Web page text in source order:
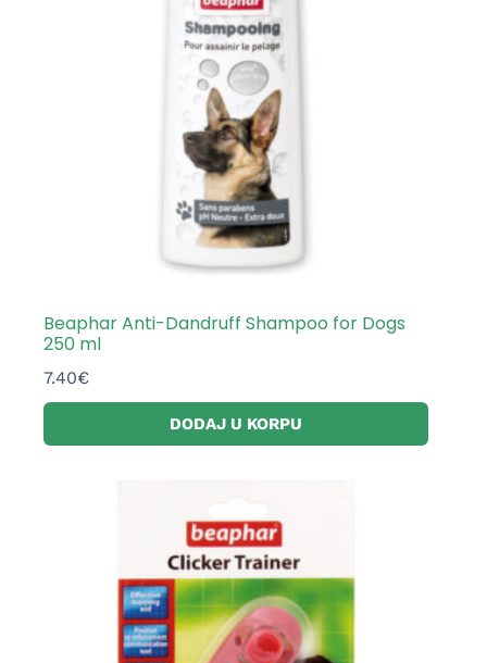
Beaphar Anti-Dandruff Shampoo for Dogs
250 ml
7.40€
DODAJ U KORPU